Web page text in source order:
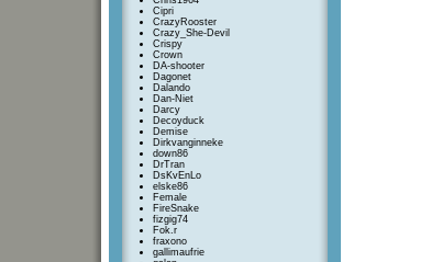
Cipri
CrazyRooster
Crazy_She-Devil
Crispy
Crown
DA-shooter
Dagonet
Dalando
Dan-Niet
Darcy
Decoyduck
Demise
Dirkvanginneke
down86
DrTran
DsKvEnLo
elske86
Female
FireSnake
fizgig74
Fok.r
fraxono
gallimaufrie